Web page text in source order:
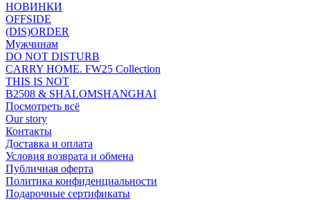
НОВИНКИ
OFFSIDE
(DIS)ORDER
Мужчинам
DO NOT DISTURB
CARRY HOME. FW25 Collection
THIS IS NOT
B2508 & SHALOMSHANGHAI
Посмотреть всё
Our story
Контакты
Доставка и оплата
Условия возврата и обмена
Публичная оферта
Политика конфиденциальности
Подарочные сертификаты